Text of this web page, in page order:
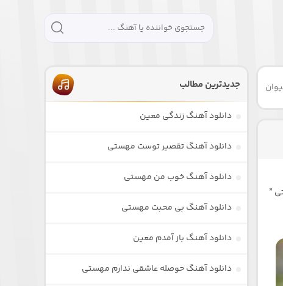
”
جدیدترین مطالب
دانلود آهنگ زندگی معین
دانلود آهنگ تقصیر توست مهستی
دانلود آهنگ خوب من مهستی
دانلود آهنگ بی محبت مهستی
دانلود آهنگ باز آمدم معین
دانلود آهنگ حوصله عاشقی ندارم مهستی